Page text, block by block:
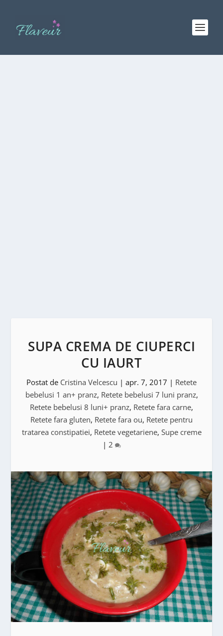
SUPA CREMA DE CIUPERCI
CU IAURT
Postat de Cristina Velcescu | apr. 7, 2017 | Retete
bebelusi 1 an+ pranz, Retete bebelusi 7 luni pranz,
Retete bebelusi 8 luni+ pranz, Retete fara carne,
Retete fara gluten, Retete fara ou, Retete pentru
tratarea constipatiei, Retete vegetariene, Supe creme
| 2